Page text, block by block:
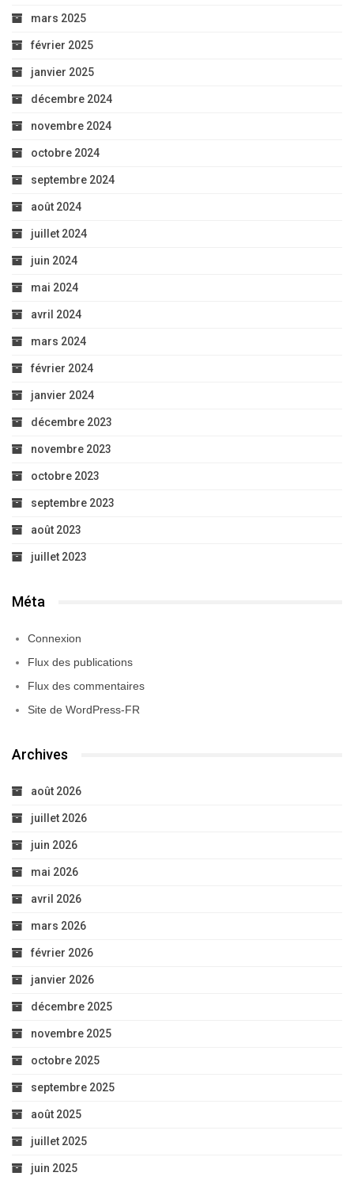
mars 2025
février 2025
janvier 2025
décembre 2024
novembre 2024
octobre 2024
septembre 2024
août 2024
juillet 2024
juin 2024
mai 2024
avril 2024
mars 2024
février 2024
janvier 2024
décembre 2023
novembre 2023
octobre 2023
septembre 2023
août 2023
juillet 2023
Méta
Connexion
Flux des publications
Flux des commentaires
Site de WordPress-FR
Archives
août 2026
juillet 2026
juin 2026
mai 2026
avril 2026
mars 2026
février 2026
janvier 2026
décembre 2025
novembre 2025
octobre 2025
septembre 2025
août 2025
juillet 2025
juin 2025